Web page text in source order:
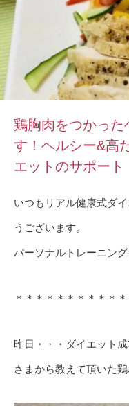
鶏胸肉をつかった
す！ヘルシー&高
エットのサポート
いつもリアル健康式ダ
うございます。
パーソナルトレーニン
＊＊＊＊＊＊＊＊＊＊
昨日・・・ダイエット
さまから教えて頂いた鶏